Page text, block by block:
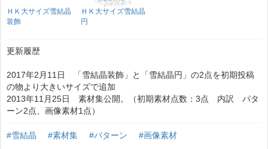
ＨＫ大サイズ雪結晶
装飾
ＨＫ大サイズ雪結晶
円
更新履歴
2017年2月11日 「雪結晶装飾」と「雪結晶円」の2点を初期投稿
の物より大きいサイズで追加
2013年11月25日 素材集公開。（初期素材点数：3点 内訳 パタ
ーン2点、画像素材1点）
#雪結晶 #素材集 #パターン #画像素材